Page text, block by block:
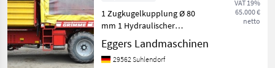
VAT 19%
65.000 €
netto
1 Zugkugelkupplung Ø 80
mm 1 Hydraulischer
Stützfuß 1
Standardgelenkwelle 1
Gelenkwelle mit 6 Zähnen 1
Eggers Landmaschinen
29562 Suhlendorf